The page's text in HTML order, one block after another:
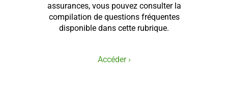
assurances, vous pouvez consulter la
compilation de questions fréquentes
disponible dans cette rubrique.
Accéder ›